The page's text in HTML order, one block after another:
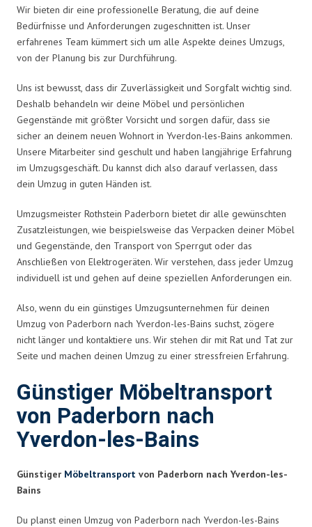
Wir bieten dir eine professionelle Beratung, die auf deine
Bedürfnisse und Anforderungen zugeschnitten ist. Unser
erfahrenes Team kümmert sich um alle Aspekte deines Umzugs,
von der Planung bis zur Durchführung.
Uns ist bewusst, dass dir Zuverlässigkeit und Sorgfalt wichtig sind.
Deshalb behandeln wir deine Möbel und persönlichen
Gegenstände mit größter Vorsicht und sorgen dafür, dass sie
sicher an deinem neuen Wohnort in Yverdon-les-Bains ankommen.
Unsere Mitarbeiter sind geschult und haben langjährige Erfahrung
im Umzugsgeschäft. Du kannst dich also darauf verlassen, dass
dein Umzug in guten Händen ist.
Umzugsmeister Rothstein Paderborn bietet dir alle gewünschten
Zusatzleistungen, wie beispielsweise das Verpacken deiner Möbel
und Gegenstände, den Transport von Sperrgut oder das
Anschließen von Elektrogeräten. Wir verstehen, dass jeder Umzug
individuell ist und gehen auf deine speziellen Anforderungen ein.
Also, wenn du ein günstiges Umzugsunternehmen für deinen
Umzug von Paderborn nach Yverdon-les-Bains suchst, zögere
nicht länger und kontaktiere uns. Wir stehen dir mit Rat und Tat zur
Seite und machen deinen Umzug zu einer stressfreien Erfahrung.
Günstiger Möbeltransport
von Paderborn nach
Yverdon-les-Bains
Günstiger Möbeltransport von Paderborn nach Yverdon-les-
Bains
Du planst einen Umzug von Paderborn nach Yverdon-les-Bains